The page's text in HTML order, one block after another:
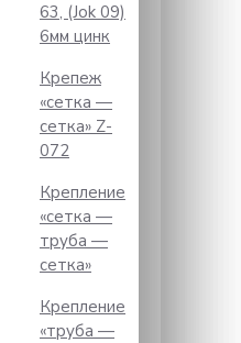
63, (Jok 09)
6мм цинк
Крепеж
«сетка —
сетка» Z-
072
Крепление
«сетка —
труба —
сетка»
Крепление
«труба —